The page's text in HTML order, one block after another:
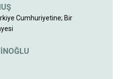
Cumhuriyetine; Bir